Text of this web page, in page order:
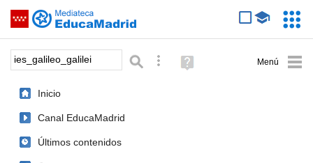
Saltar navegación
Palabra o frase: Búsqueda avanzada
Ayuda
(en
Inicio
Canal EducaMadrid
Últimos contenidos